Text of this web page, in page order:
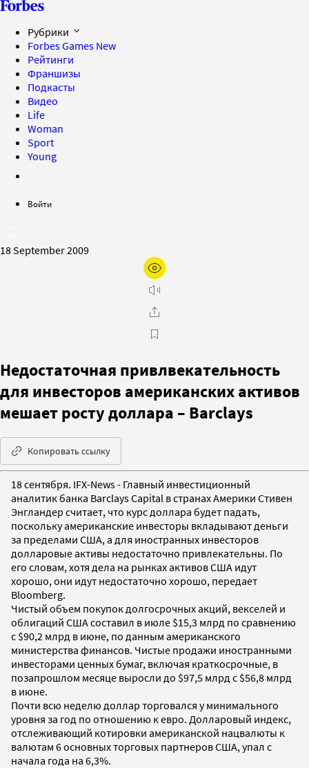
Рубрики
Forbes Games New
Рейтинги
Франшизы
Подкасты
Видео
Life
Woman
Sport
Young
Войти
18 September 2009
Недостаточная привлвекательность
для инвесторов американских активов
мешает росту доллара – Barclays
Копировать ссылку
18 сентября. IFX-News - Главный инвестиционный
аналитик банка Barclays Capital в странах Америки Стивен
Энгландер считает, что курс доллара будет падать,
поскольку американские инвесторы вкладывают деньги
за пределами США, а для иностранных инвесторов
долларовые активы недостаточно привлекательны. По
его словам, хотя дела на рынках активов США идут
хорошо, они идут недостаточно хорошо, передает
Bloomberg.
Чистый объем покупок долгосрочных акций, векселей и
облигаций США составил в июле $15,3 млрд по сравнению
с $90,2 млрд в июне, по данным американского
министерства финансов. Чистые продажи иностранными
инвесторами ценных бумаг, включая краткосрочные, в
позапрошлом месяце выросли до $97,5 млрд с $56,8 млрд
в июне.
Почти всю неделю доллар торговался у минимального
уровня за год по отношению к евро. Долларовый индекс,
отслеживающий котировки американской нацвалюты к
валютам 6 основных торговых партнеров США, упал с
начала года на 6,3%.